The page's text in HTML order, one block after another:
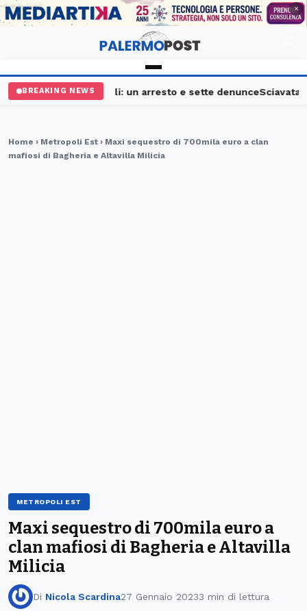
PUBBLICITÀ ×
BREAKING NEWS
maxi controlli: un arresto e sette denunceSciavata
Home › Metropoli Est › Maxi sequestro di 700mila euro a clan
mafiosi di Bagheria e Altavilla Milicia
METROPOLI EST
Maxi sequestro di 700mila euro a
clan mafiosi di Bagheria e Altavilla
Milicia
Di Nicola Scardina27 Gennaio 20233 min di lettura